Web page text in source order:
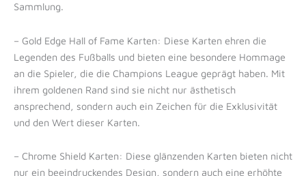
Sammlung.
– Gold Edge Hall of Fame Karten: Diese Karten ehren die
Legenden des Fußballs und bieten eine besondere Hommage
an die Spieler, die die Champions League geprägt haben. Mit
ihrem goldenen Rand sind sie nicht nur ästhetisch
ansprechend, sondern auch ein Zeichen für die Exklusivität
und den Wert dieser Karten.
– Chrome Shield Karten: Diese glänzenden Karten bieten nicht
nur ein beeindruckendes Design, sondern auch eine erhöhte